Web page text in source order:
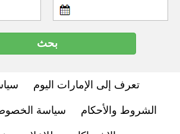
تعرف إلى الإمارات اليوم
الشروط والأحكام سياسة